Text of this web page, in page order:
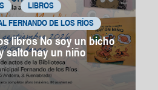
LIBROS
FERNANDO DE LOS RÍOS
libros No soy un bicho
salto hay un niño